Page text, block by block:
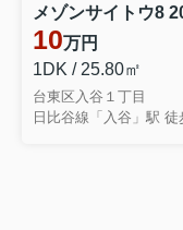
メゾンサイトウ8
10万円
1DK / 25.80㎡
台東区入谷１丁目
日比谷線「入谷」駅 徒